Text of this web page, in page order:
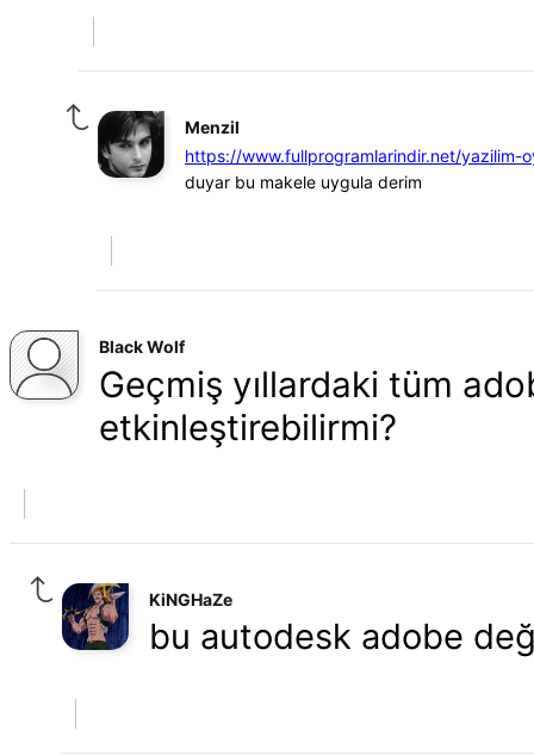
Menzil
https://www.fullprogramlarindir.net/yazilim-
duyar bu makele uygula derim
Black Wolf
Geçmiş yıllardaki tüm
etkinleştirebilirmi?
KiNGHaZe
bu autodesk adobe